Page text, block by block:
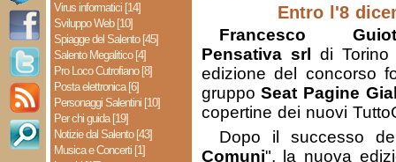
Virus informatici [14]
Sviluppo Web [10]
Spiagge del Salento [45]
Salento Megalitico [4]
Pro Loco Cutrofiano [8]
Posta elettronica [6]
Personaggi Salentini [10]
Per chi guida [19]
Notizie dal Salento [43]
Musica e Concerti [1]
Entro l'8
Francesco
Pensativa srl
di
edizione del concorso
gruppoSeat Pagine
copertine dei nuovi
Dopo il successo
Comuni", la nuova